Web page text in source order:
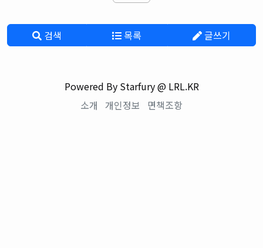
검색 목록 글쓰기
Powered By Starfury @ LRL.KR
소개 개인정보 면책조항